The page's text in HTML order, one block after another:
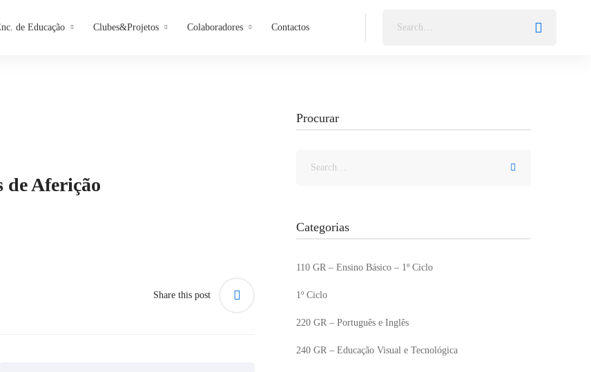
de Educação Clubes&Projetos Colaboradores Contactos
de Aferição
Share this post
Procurar
Categorias
110 GR – Ensino Básico – 1º Ciclo
1º Ciclo
220 GR – Português e Inglês
240 GR – Educação Visual e Tecnológica